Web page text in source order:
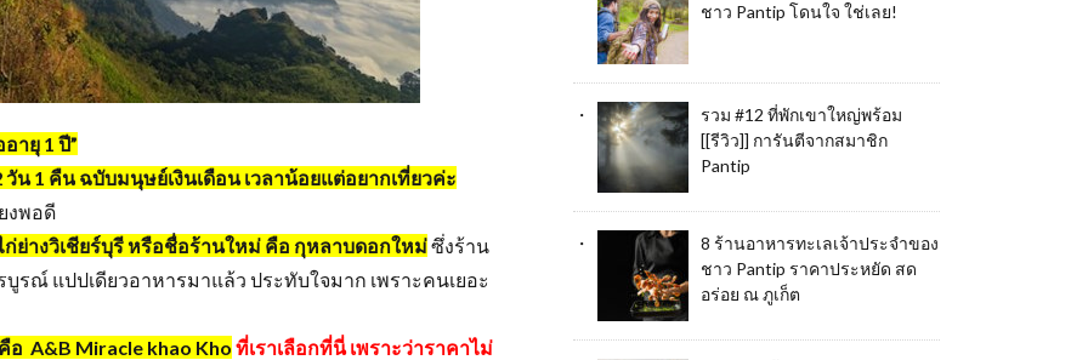
ายุ 1 ปี”
วัน 1 คืน ฉบับมนุษย์เงินเดือน เวลาน้อยแต่อยากเที่ยวค่ะ
งพอดี
ย่างวิเชียร์บุรี หรือชื่อร้านใหม่ คือ กุหลาบดอกใหม่ซึ่งร้าน
รณ์ แปปเดียวอาหารมาแล้ว ประทับใจมาก เพราะคนเยอะ
อ A&B Miracle khao Kho ที่เราเลือกที่นี่ เพราะว่าราคาไม่
ชาว Pantip โดนใจ ใช่เลย!
รวม #12 ที่พักเขาใหญ่พร้อม
[[รีวิว]] การันตีจากสมาชิก
Pantip
8 ร้านอาหารทะเลเจ้าประจำของ
ชาว Pantip ราคาประหยัด สด
อร่อย ณ ภูเก็ต